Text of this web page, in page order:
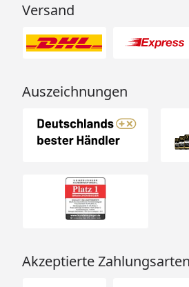
Versand
Auszeichnungen
Akzeptierte Zahlungsarten